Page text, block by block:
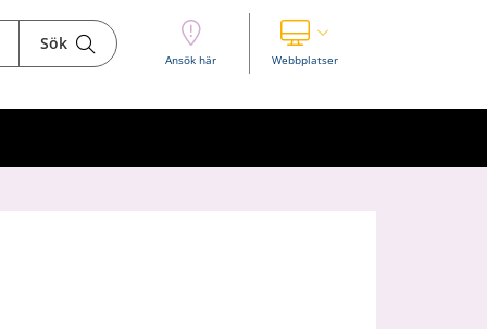
Sök
Ansök här WebbplatserVisa våra andra webbplatser